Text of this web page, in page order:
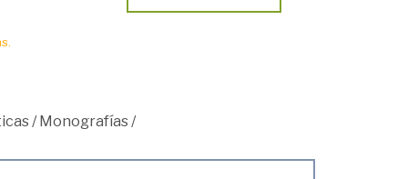
/Monografías/